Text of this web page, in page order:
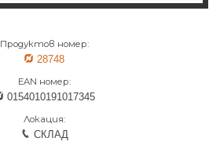
Продуктов номер:
28748
EAN номер:
0154010191017345
Локация:
СКЛАД